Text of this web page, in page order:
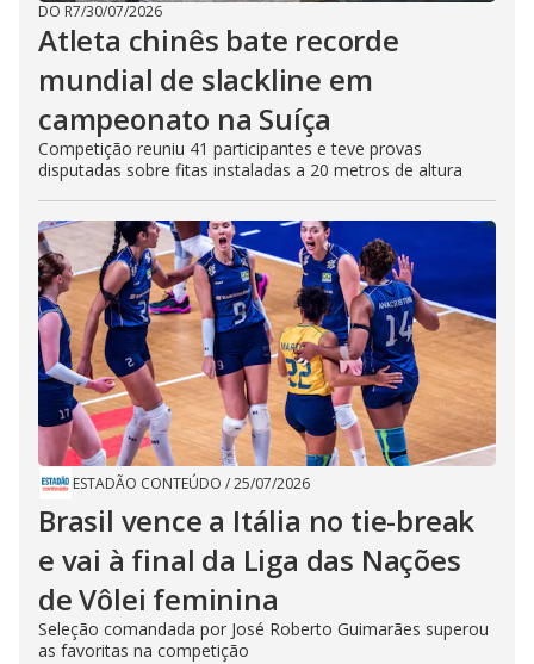
DO R7/30/07/2026
Atleta chinês bate recorde
mundial de slackline em
campeonato na Suíça
Competição reuniu 41 participantes e teve provas
disputadas sobre fitas instaladas a 20 metros de altura
ESTADÃO CONTEÚDO /25/07/2026
Brasil vence a Itália no tie-break
e vai à final da Liga das Nações
de Vôlei feminina
Seleção comandada por José Roberto Guimarães superou
as favoritas na competição